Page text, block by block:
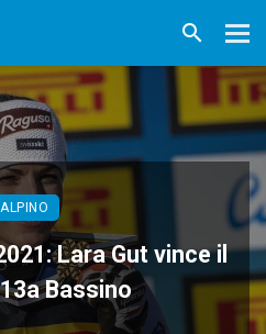
Lara Gut vince il
Bassino